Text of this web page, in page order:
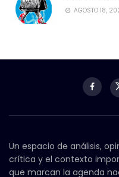
AGOSTO 18,
Un espacio de análisis,
crítica y el contexto
que marcan la agenda